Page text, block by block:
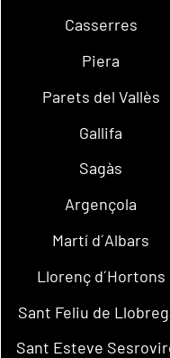
Casserres
Piera
Parets del Vallès
Gallifa
Sagàs
Argençola
Martí d´Albars
Llorenç d´Hortons
Sant Feliu de
Sant Esteve